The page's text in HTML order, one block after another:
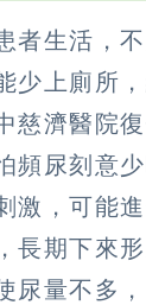
者生活，
少上廁所
慈濟醫院
頻尿刻意
激，可能
長期下來
尿量不多